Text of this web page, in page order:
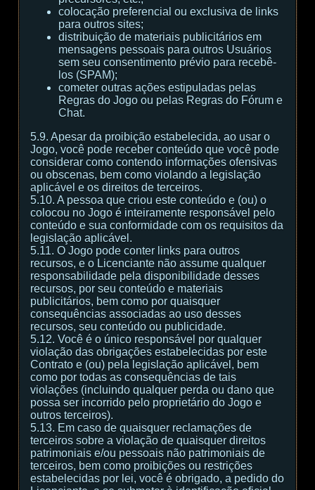
colocação preferencial ou exclusiva de links
para outros sites;
distribuição de materiais publicitários em
mensagens pessoais para outros Usuários
sem seu consentimento prévio para recebê-
los (SPAM);
cometer outras ações estipuladas pelas
Regras do Jogo ou pelas Regras do Fórum e
Chat.
5.9. Apesar da proibição estabelecida, ao usar o
Jogo, você pode receber conteúdo que você pode
considerar como contendo informações ofensivas
ou obscenas, bem como violando a legislação
aplicável e os direitos de terceiros.
5.10. A pessoa que criou este conteúdo e (ou) o
colocou no Jogo é inteiramente responsável pelo
conteúdo e sua conformidade com os requisitos da
legislação aplicável.
5.11. O Jogo pode conter links para outros
recursos, e o Licenciante não assume qualquer
responsabilidade pela disponibilidade desses
recursos, por seu conteúdo e materiais
publicitários, bem como por quaisquer
consequências associadas ao uso desses
recursos, seu conteúdo ou publicidade.
5.12. Você é o único responsável por qualquer
violação das obrigações estabelecidas por este
Contrato e (ou) pela legislação aplicável, bem
como por todas as consequências de tais
violações (incluindo qualquer perda ou dano que
possa ser incorrido pelo proprietário do Jogo e
outros terceiros).
5.13. Em caso de quaisquer reclamações de
terceiros sobre a violação de quaisquer direitos
patrimoniais e/ou pessoais não patrimoniais de
terceiros, bem como proibições ou restrições
estabelecidas por lei, você é obrigado, a pedido do